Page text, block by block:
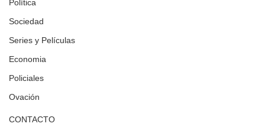
Política
Sociedad
Series y Películas
Economia
Policiales
Ovación
CONTACTO